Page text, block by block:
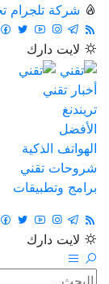
شركة تلجرام
لايت دارك
أخبار تقني
تريندنغ
الأفضل
الهواتف الذكية
شروحات تقني
برامج وتطبيقات
لايت دارك